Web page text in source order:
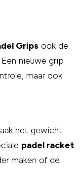
Grips ook de
nieuwe grip
maar ook
het gewicht
padel racket
maken of de